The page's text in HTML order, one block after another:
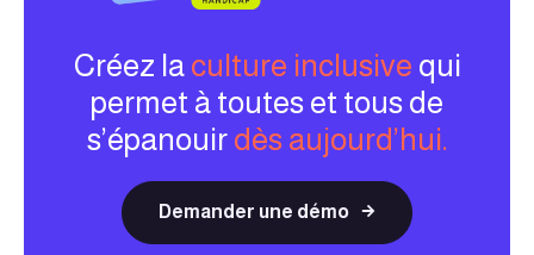
Créez la culture inclusive qui
permet à toutes et tous de
s’épanouir dès aujourd’hui.
Demander une démo